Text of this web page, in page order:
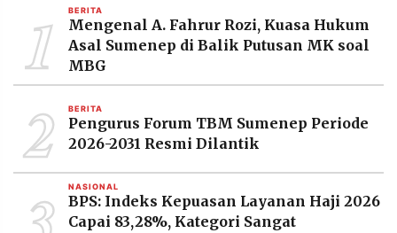
PRAMUDITA
Resolusi.co
-
2026
PT.
RESOLUSI
PRAMUDITA
1 BERITA
Mengenal A. Fahrur Rozi, Kuasa Hukum
Asal Sumenep di Balik Putusan MK soal
MBG
2 BERITA
Pengurus Forum TBM Sumenep Periode
2026-2031 Resmi Dilantik
NASIONAL
BPS: Indeks Kepuasan Layanan Haji 2026
Capai 83,28%, Kategori Sangat